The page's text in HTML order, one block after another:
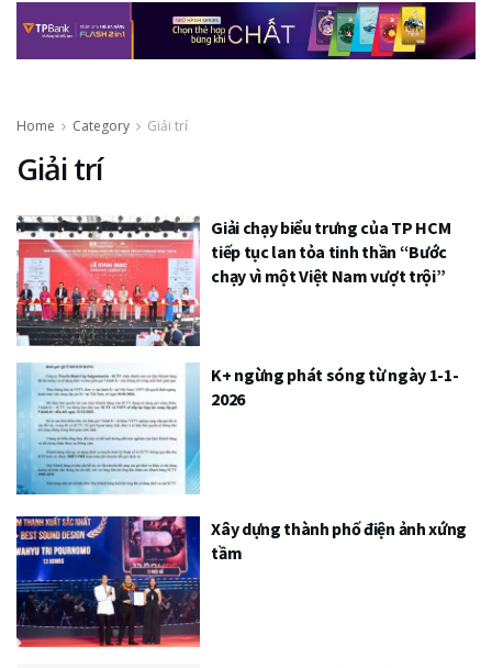
Home Category Giải trí
Giải trí
Giải chạy biểu trưng của TP HCM
tiếp tục lan tỏa tinh thần “Bước
chạy vì một Việt Nam vượt trội”
K+ ngừng phát sóng từ ngày 1-1-
2026
Xây dựng thành phố điện ảnh xứng
tầm